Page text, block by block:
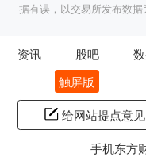
据有误，以交易所发布数据
资讯 股吧
触屏版
给网站提点意见
手机东方